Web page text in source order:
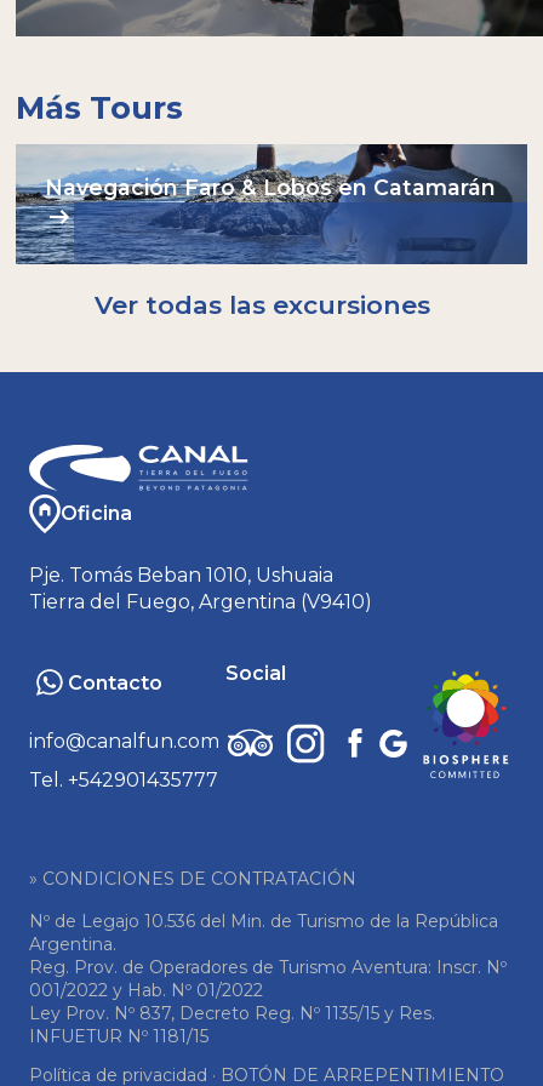
Campera/Buzo de polar o micropolar
Campera de lluvia / cortaviento. Ideal: Gore-
Traer tu propia botella nos ayuda a no
utilizar plásticos descartables: nosotros
tendremos agua para rellenarla!
Más Tours
Navegación Faro & Lobos en Catamarán
Ver todas las excursiones
Oficina
Pje. Tomás Beban 1010, Ushuaia
Tierra del Fuego, Argentina (V9410)
Contacto
info@canalfun.com
Tel. +542901435777
Social
» CONDICIONES DE CONTRATACIÓN
Nº de Legajo 10.536 del Min. de Turismo de la República
Argentina.
Reg. Prov. de Operadores de Turismo Aventura: Inscr. Nº
001/2022 y Hab. Nº 01/2022
Ley Prov. Nº 837, Decreto Reg. Nº 1135/15 y Res.
INFUETUR Nº 1181/15
Política de privacidad · BOTÓN DE ARREPENTIMIENTO